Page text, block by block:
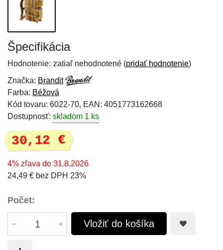
Špecifikácia
Hodnotenie: zatiaľ nehodnotené (pridať hodnotenie)
Značka: Brandit
Farba: Béžová
Kód tovaru: 6022-70, EAN: 4051773162668
Dostupnosť: skladom 1 ks
30,12 €
4% zľava do 31.8.2026
24,49 € bez DPH 23%
Počet:
Vložiť do košíka